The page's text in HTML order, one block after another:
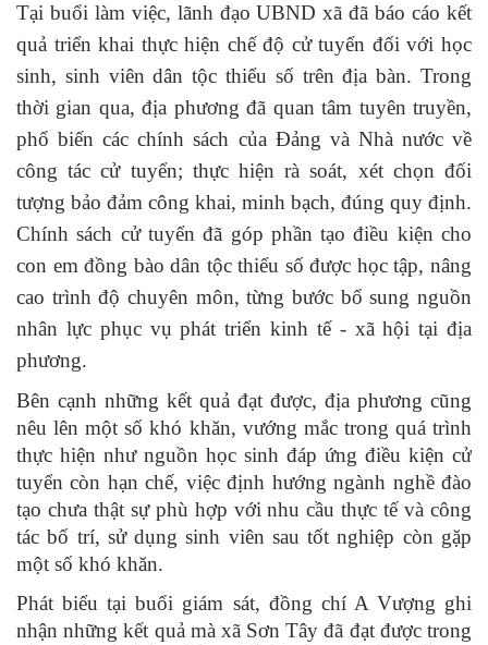
Tại buổi làm việc, lãnh đạo UBND xã đã báo cáo kết
quả triển khai thực hiện chế độ cử tuyển đối với học
sinh, sinh viên dân tộc thiểu số trên địa bàn. Trong
thời gian qua, địa phương đã quan tâm tuyên truyền,
phổ biến các chính sách của Đảng và Nhà nước về
công tác cử tuyển; thực hiện rà soát, xét chọn đối
tượng bảo đảm công khai, minh bạch, đúng quy định.
Chính sách cử tuyển đã góp phần tạo điều kiện cho
con em đồng bào dân tộc thiểu số được học tập, nâng
cao trình độ chuyên môn, từng bước bổ sung nguồn
nhân lực phục vụ phát triển kinh tế - xã hội tại địa
phương.
Bên cạnh những kết quả đạt được, địa phương cũng
nêu lên một số khó khăn, vướng mắc trong quá trình
thực hiện như nguồn học sinh đáp ứng điều kiện cử
tuyển còn hạn chế, việc định hướng ngành nghề đào
tạo chưa thật sự phù hợp với nhu cầu thực tế và công
tác bố trí, sử dụng sinh viên sau tốt nghiệp còn gặp
một số khó khăn.
Phát biểu tại buổi giám sát, đồng chí A Vượng ghi
nhận những kết quả mà xã Sơn Tây đã đạt được trong